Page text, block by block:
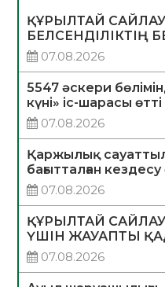
ҚҰРЫЛТАЙ
БЕЛСЕНДІЛІКТІҢ
07.08.2026
5547 әскери
күні» іс-шарасы өтті
07.08.2026
Қаржылық
бағытталған кездесу
07.08.2026
ҚҰРЫЛТАЙ
ҮШІН ЖАУАПТЫ
07.08.2026